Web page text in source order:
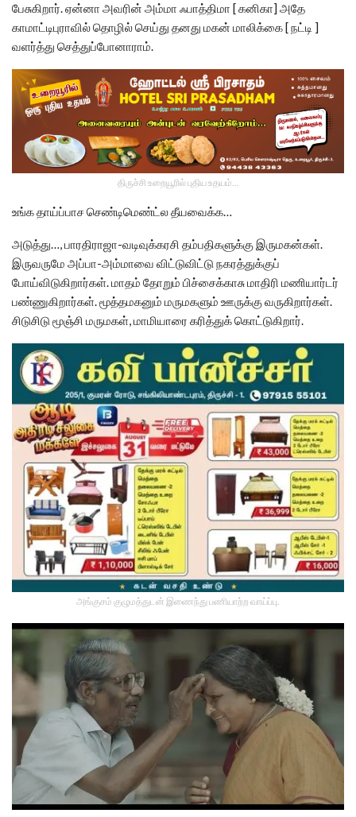
பேசுகிறார். ஏன்னா அவரின் அம்மா ஃபாத்திமா [ கனிகா] அதே
காமாட்டிபுராவில் தொழில் செய்து தனது மகன் மாலிக்கை [ நட்டி ]
வளர்த்து செத்துப்போனாராம்.
திருச்சி உறையூரில் புதிய உதயம்...
உங்க தாய்ப்பாச செண்டிமெண்ட்ல தீயவைக்க…
அடுத்து…, பாரதிராஜா-வடிவுக்கரசி தம்பதிகளுக்கு இருமகன்கள்.
இருவருமே அப்பா-அம்மாவை விட்டுவிட்டு நகரத்துக்குப்
போய்விடுகிறார்கள். மாதம் தோறும் பிச்சைக்காசு மாதிரி மணியார்டர்
பண்ணுகிறார்கள். மூத்தமகனும் மருமகளும் ஊருக்கு வருகிறார்கள்.
சிடுசிடு மூஞ்சி மருமகள், மாமியாரை கரித்துக் கொட்டுகிறார்.
அங்குசம் குழுமத்துடன் இணைந்து பணியாற்ற வாய்ப்பு.